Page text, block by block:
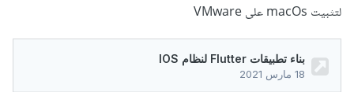
لتثبيت macOs على VMware